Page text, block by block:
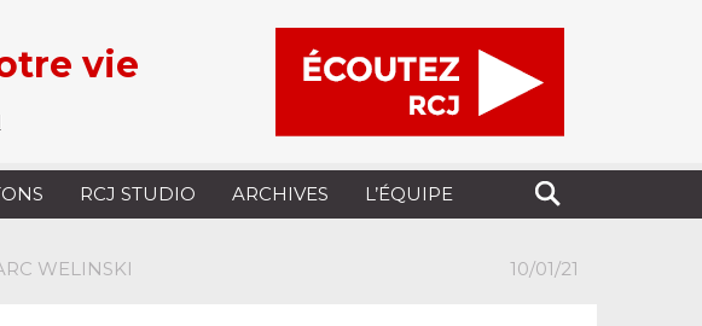
vie
RCJ STUDIO ARCHIVES L’ÉQUIPE
WELINSKI 10/01/21